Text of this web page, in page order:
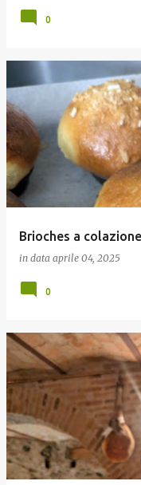
0
Brioches a
in data aprile 04, 2025
0